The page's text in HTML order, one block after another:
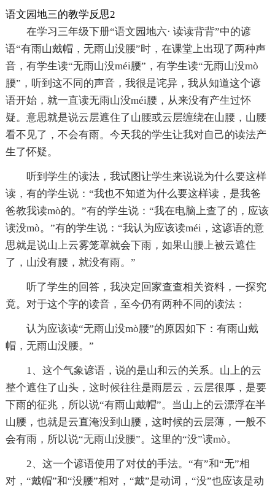
语文园地三的教学反思2
在学习三年级下册“语文园地六· 读读背背”中的谚
语“有雨山戴帽，无雨山没腰”时，在课堂上出现了两种声
音，有学生读“无雨山没méi腰”，有学生读“无雨山没mò
腰”，听到这不同的声音，我很是诧异，我从知道这个谚
语开始，就一直读无雨山没méi腰，从来没有产生过怀
疑。意思就是说云层遮住了山腰或云层缠绕在山腰，山腰
看不见了，不会有雨。今天我的学生让我对自己的读法产
生了怀疑。
听到学生的读法，我试图让学生来说说为什么要这样
读，有的学生说：“我也不知道为什么要这样读，是我爸
爸教我读mò的。”有的学生说：“我在电脑上查了的，应该
读没mò。”有的学生说：“我认为应该读méi，这谚语的意
思就是说山上云雾笼罩就会下雨，如果山腰上被云遮住
了，山没有腰，就没有雨。”
听了学生的回答，我决定回家查查相关资料，一探究
竟。对于这个字的读音，至今仍有两种不同的读法：
认为应该读“无雨山没mò腰”的原因如下：有雨山戴
帽，无雨山没腰。”
1、这个气象谚语，说的是山和云的关系。山上的云
整个遮住了山头，这时候往往是雨层云，云层很厚，是要
下雨的征兆，所以说“有雨山戴帽”。当山上的云漂浮在半
山腰，也就是云直淹没到山腰，这时候的云层薄，一般不
会有雨，所以说“无雨山没腰”。这里的“没”读mò。
2、这一个谚语使用了对仗的手法。“有”和“无”相
对，“戴帽”和“没腰”相对，“戴”是动词，“没”也应该是动